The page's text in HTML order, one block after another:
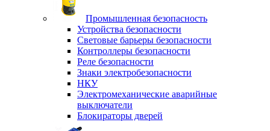
Промышленная безопасность
Устройства безопасности
Световые барьеры безопасности
Контроллеры безопасности
Реле безопасности
Знаки электробезопасности
НКУ
Электромеханические аварийные
выключатели
Блокираторы дверей